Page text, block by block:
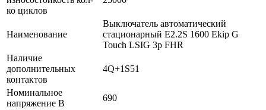
ко циклов
Наименование
Выключатель автоматический
стационарный E2.2S 1600 Ekip G
Touch LSIG 3p FHR
Наличие
дополнительных
контактов
4Q+1S51
Номинальное
напряжение В
690